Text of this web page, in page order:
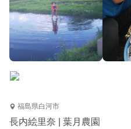
福島県白河市
長内絵里奈 | 葉月農園